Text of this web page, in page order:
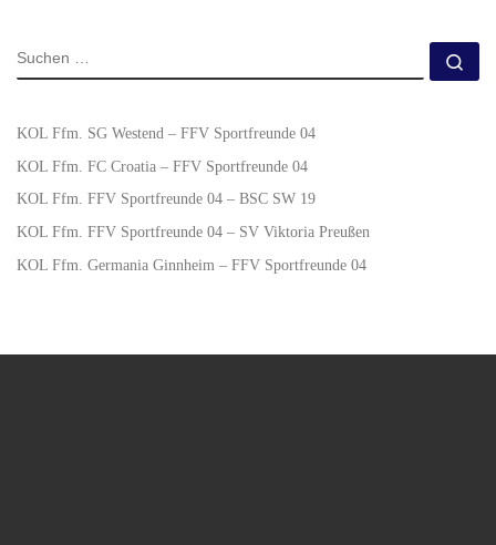
KOL Ffm. SG Westend – FFV Sportfreunde 04
KOL Ffm. FC Croatia – FFV Sportfreunde 04
KOL Ffm. FFV Sportfreunde 04 – BSC SW 19
KOL Ffm. FFV Sportfreunde 04 – SV Viktoria Preußen
KOL Ffm. Germania Ginnheim – FFV Sportfreunde 04